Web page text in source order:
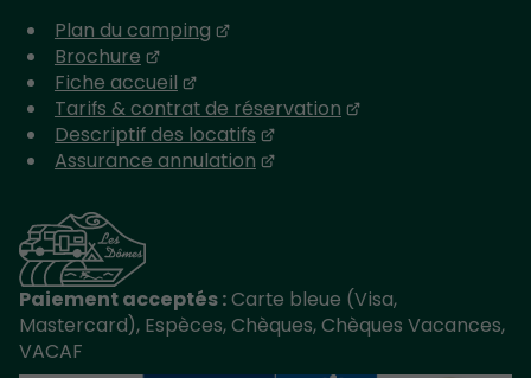
Paiement acceptés :Carte bleue (Visa,
Mastercard), Espèces, Chèques, Chèques Vacances,
VACAF
Plan du camping
Brochure
Fiche accueil
Tarifs & contrat de réservation
Descriptif des locatifs
Assurance annulation